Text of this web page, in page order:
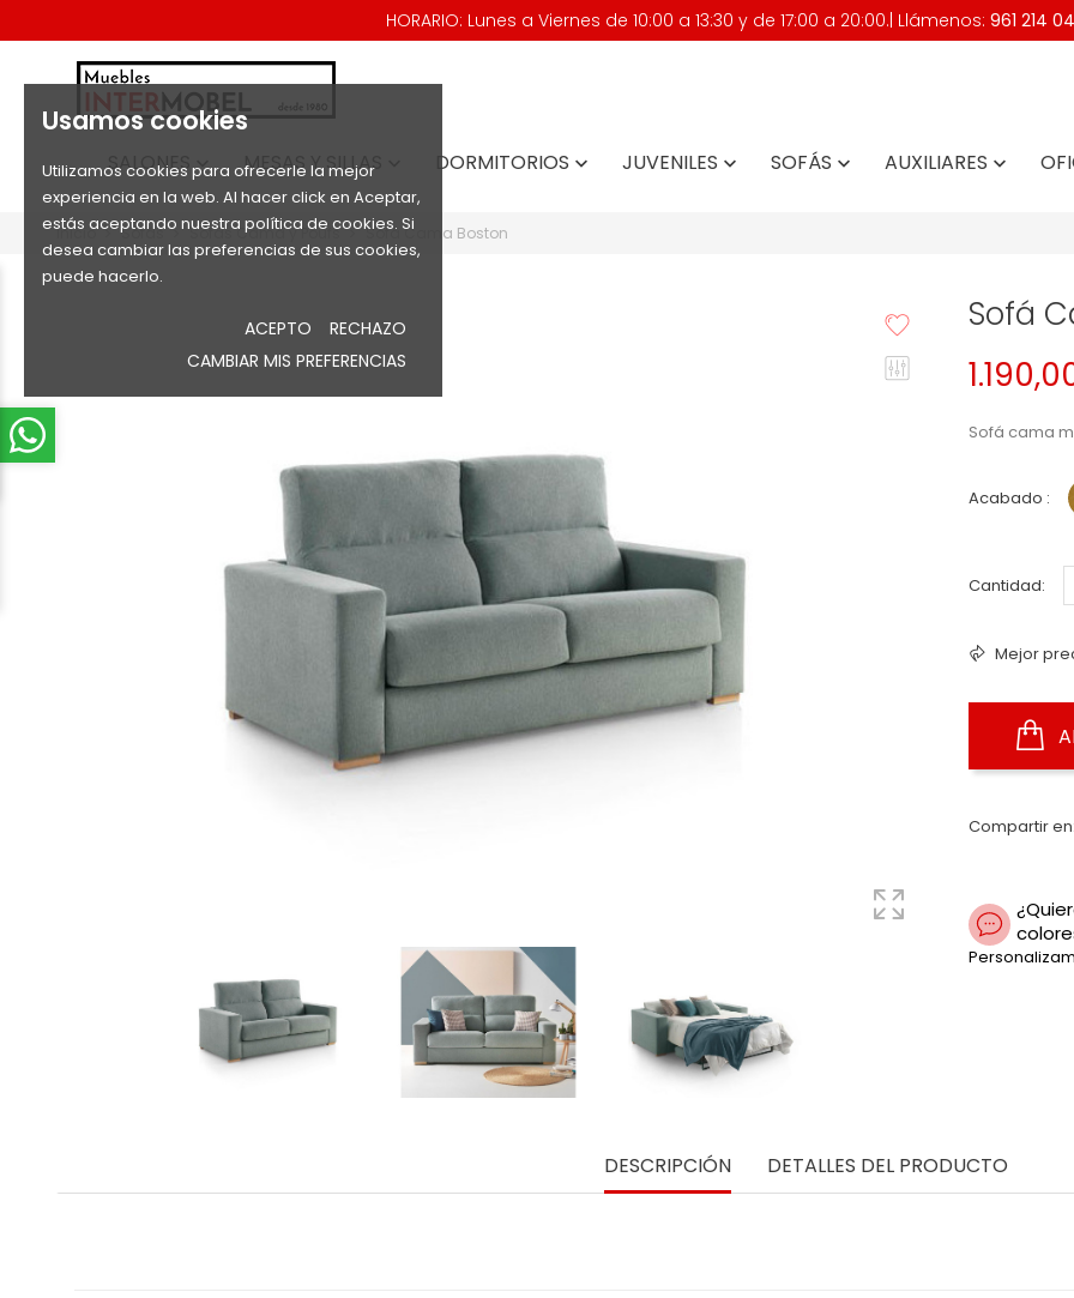
Usamos cookies
Utilizamos cookies para ofrecerle la mejor
experiencia en la web. Al hacer click en Aceptar,
estás aceptando nuestra política de cookies. Si
desea cambiar las preferencias de sus cookies,
puede hacerlo.
ACEPTO
RECHAZO
CAMBIAR MIS PREFERENCIAS
HORARIO: Lunes a Viernes de 10:00 a 13:30 y de 17:00 a 20:00.| Llámenos: 961 214
SALONES  MESAS Y SILLAS DORMITORIOS  JUVENILES  SOFÁS  AUXILIARES 
Inicio Sofás Sofás Cama y Poufs Sofá Cama Boston
Sofá
Sofá cama
Acabado :
Cantidad:
Mejor
Compartir en:
DESCRIPCIÓN DETALLES DEL PRODUCTO